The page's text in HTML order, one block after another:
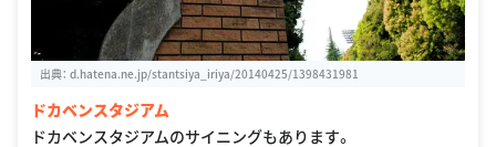
出典： d.hatena.ne.jp/stantsiya_iriya/20140425/1398431981
ドカベンスタジアム
ドカベンスタジアムのサイニングもあります。